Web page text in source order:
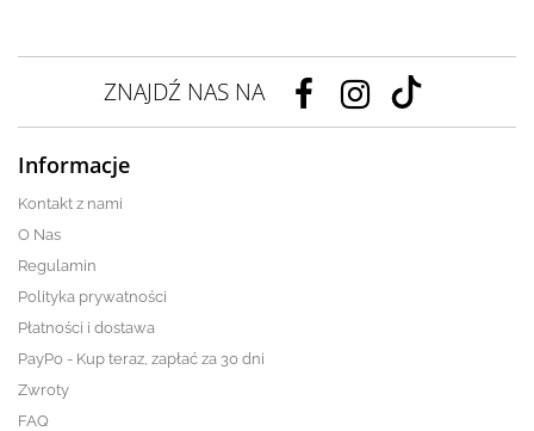
ZNAJDŹ NAS NA
Informacje
Kontakt z nami
O Nas
Regulamin
Polityka prywatności
Płatności i dostawa
PayPo - Kup teraz, zapłać za 30 dni
Zwroty
FAQ